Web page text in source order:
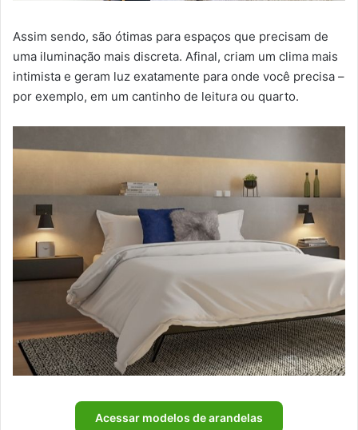
Assim sendo, são ótimas para espaços que precisam de
uma iluminação mais discreta. Afinal, criam um clima mais
intimista e geram luz exatamente para onde você precisa –
por exemplo, em um cantinho de leitura ou quarto.
Acessar modelos de arandelas